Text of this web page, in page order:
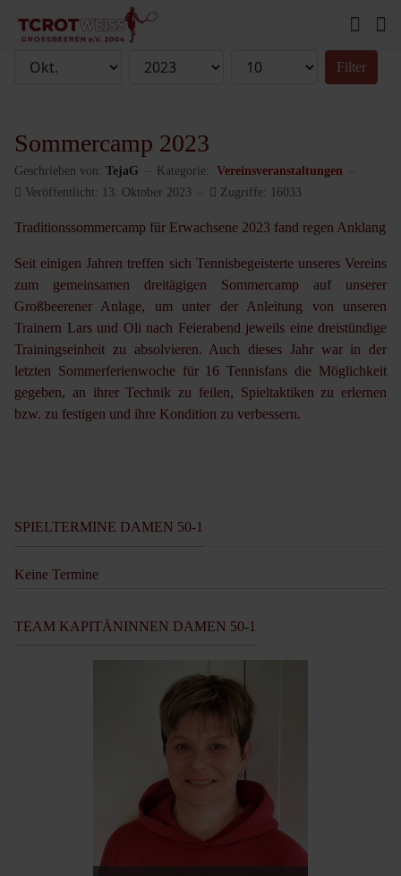
Filter
Sommercamp 2023
Geschrieben von: TejaG Kategorie:
Vereinsveranstaltungen
Veröffentlicht: 13. Oktober 2023
Zugriffe: 16033
Traditionssommercamp für Erwachsene 2023 fand regen Anklang
Seit einigen Jahren treffen sich Tennisbegeisterte unseres Vereins
zum gemeinsamen dreitägigen Sommercamp auf unserer
Großbeerener Anlage, um unter der Anleitung von unseren
Trainern Lars und Oli nach Feierabend jeweils eine dreistündige
Trainingseinheit zu absolvieren. Auch dieses Jahr war in der
letzten Sommerferienwoche für 16 Tennisfans die Möglichkeit
gegeben, an ihrer Technik zu feilen, Spieltaktiken zu erlernen
bzw. zu festigen und ihre Kondition zu verbessern.
SPIELTERMINE DAMEN 50-1
Keine Termine
TEAM KAPITÄNINNEN DAMEN 50-1